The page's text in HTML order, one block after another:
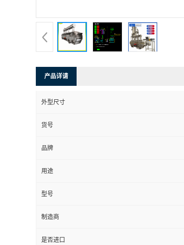
产品详请
外型尺寸
货号
品牌
用途
型号
制造商
是否进口